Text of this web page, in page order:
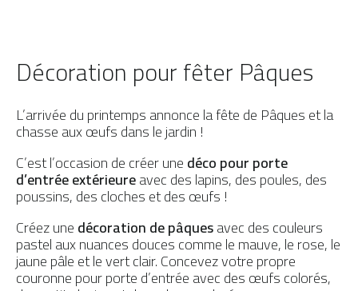
Décoration pour fêter Pâques
L’arrivée du printemps annonce la fête de Pâques et la
chasse aux œufs dans le jardin !
C’est l’occasion de créer unedéco pour porte
d’entrée extérieureavec des lapins, des poules, des
poussins, des cloches et des œufs !
Créez unedécoration de pâquesavec des couleurs
pastel aux nuances douces comme le mauve, le rose, le
jaune pâle et le vert clair. Concevez votre propre
couronne pour porte d’entrée avec des œufs colorés,